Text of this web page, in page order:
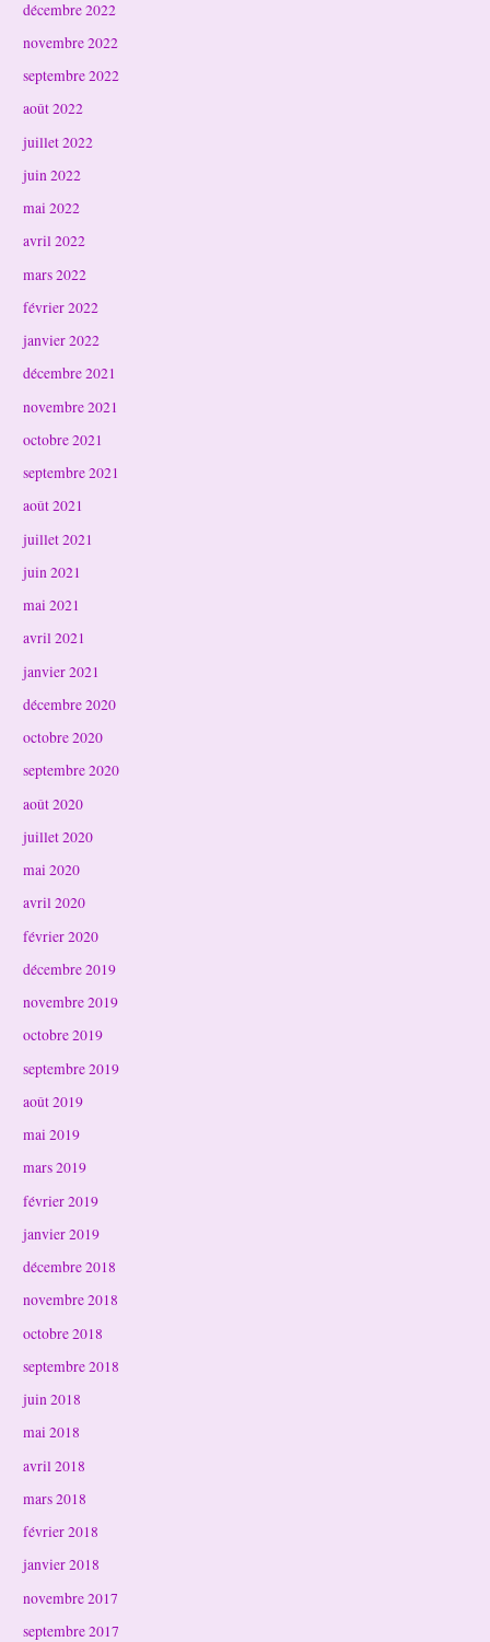
décembre 2022
novembre 2022
septembre 2022
août 2022
juillet 2022
juin 2022
mai 2022
avril 2022
mars 2022
février 2022
janvier 2022
décembre 2021
novembre 2021
octobre 2021
septembre 2021
août 2021
juillet 2021
juin 2021
mai 2021
avril 2021
janvier 2021
décembre 2020
octobre 2020
septembre 2020
août 2020
juillet 2020
mai 2020
avril 2020
février 2020
décembre 2019
novembre 2019
octobre 2019
septembre 2019
août 2019
mai 2019
mars 2019
février 2019
janvier 2019
décembre 2018
novembre 2018
octobre 2018
septembre 2018
juin 2018
mai 2018
avril 2018
mars 2018
février 2018
janvier 2018
novembre 2017
septembre 2017